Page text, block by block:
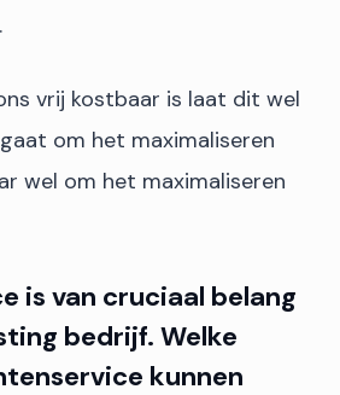
vrij kostbaar is laat dit wel
om het maximaliseren
wel om het maximaliseren
is van cruciaal belang
bedrijf. Welke
kunnen